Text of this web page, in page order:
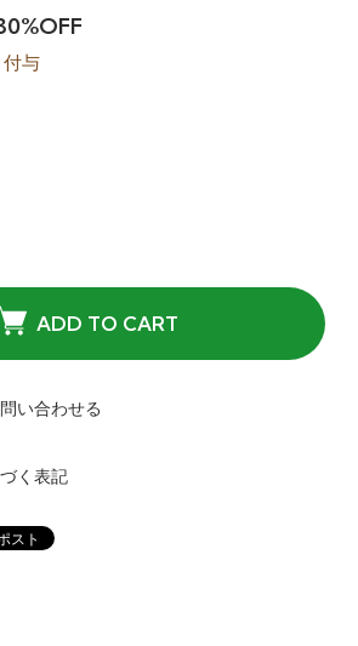
与
ADD TO CART
い合わせる
く表記